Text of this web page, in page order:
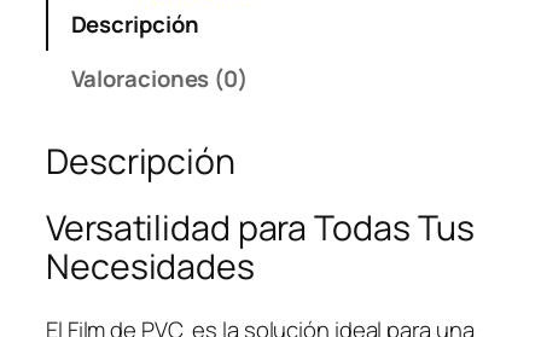
Descripción
Valoraciones (0)
Descripción
Versatilidad para Todas Tus
Necesidades
El Film de PVC es la solución ideal para una